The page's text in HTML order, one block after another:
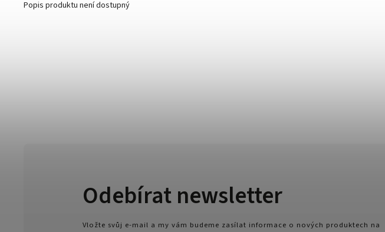
Popis produktu není dostupný
Odebírat newsletter
Vložte svůj e-mail a my vám budeme zasílat informace o nových produktech na